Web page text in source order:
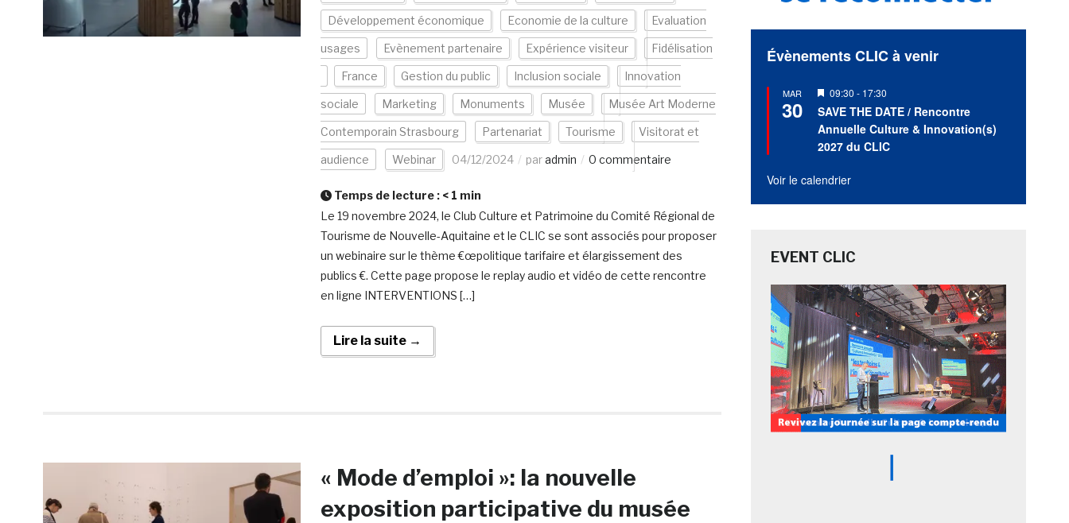
Développement économique Economie de la culture Evaluation
usages Evènement partenaire Expérience visiteur Fidélisation
France Gestion du public Inclusion sociale Innovation
sociale Marketing Monuments Musée Musée Art Moderne
Contemporain Strasbourg Partenariat Tourisme Visitorat et
audience Webinar 04/12/2024 paradmin 0 commentaire
Temps de lecture : < 1 min
Le 19 novembre 2024, le Club Culture et Patrimoine du Comité Régional de
Tourisme de Nouvelle-Aquitaine et le CLIC se sont associés pour proposer
un webinaire sur le thème €œpolitique tarifaire et élargissement des
publics €. Cette page propose le replay audio et vidéo de cette rencontre
en ligne INTERVENTIONS […]
Lire la suite →
« Mode d’emploi »: la nouvelle
exposition participative du musée
Évènements CLIC à venir
MAR
30
Mis
en
avant
09:30 - 17:30
SAVE THE DATE / Rencontre
Annuelle Culture & Innovation(s)
2027 du CLIC
Voir le calendrier
EVENT CLIC